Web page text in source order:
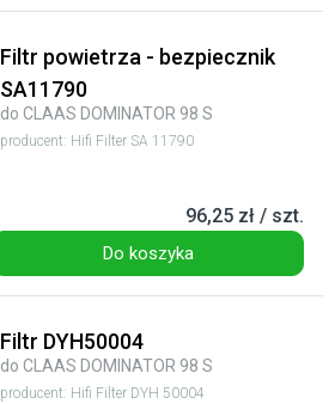
Filtr powietrza - bezpiecznik
SA11790
do CLAAS DOMINATOR 98 S
producent: Hifi Filter SA 11790
96,25 zł / szt.
Do koszyka
Filtr DYH50004
do CLAAS DOMINATOR 98 S
producent: Hifi Filter DYH 50004